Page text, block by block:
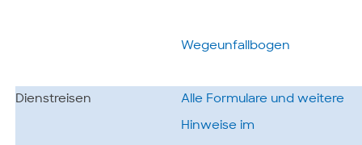
Wegeunfallbogen
Dienstreisen Alle Formulare und weitere
Hinweise im